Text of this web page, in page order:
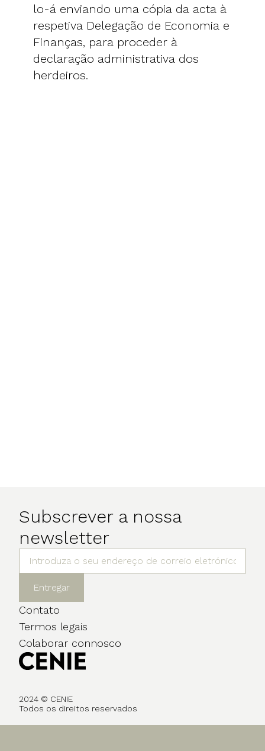
lo-á enviando uma cópia da acta à
respetiva Delegação de Economia e
Finanças, para proceder à
declaração administrativa dos
herdeiros.
Subscrever a nossa
newsletter
Entregar
Contato
Termos legais
Colaborar connosco
2024 © CENIE
Todos os direitos reservados